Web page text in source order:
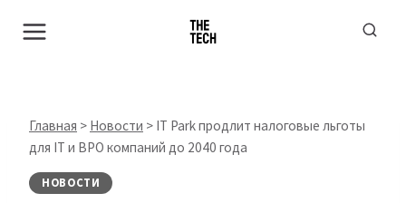
Главная > Новости > IT Park продлит налоговые льготы
для IT и BPO компаний до 2040 года
НОВОСТИ